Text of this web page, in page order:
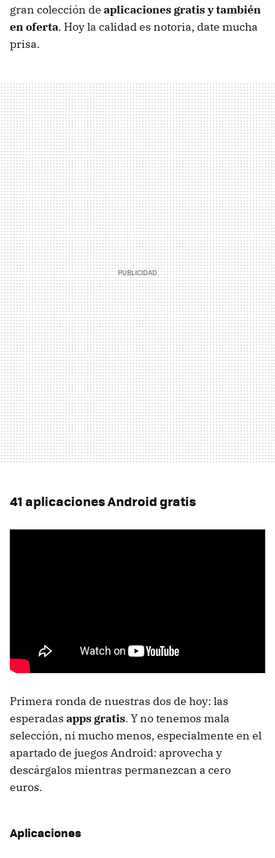
gran colección de aplicaciones gratis y también
en oferta. Hoy la calidad es notoria, date mucha
prisa.
41 aplicaciones Android gratis
Primera ronda de nuestras dos de hoy: las
esperadas apps gratis. Y no tenemos mala
selección, ni mucho menos, especialmente en el
apartado de juegos Android: aprovecha y
descárgalos mientras permanezcan a cero
euros.
Aplicaciones